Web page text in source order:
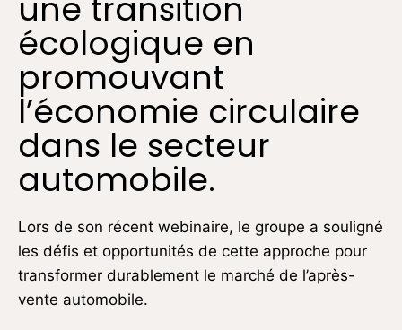
une transition
écologique en
promouvant
l’économie circulaire
dans le secteur
automobile.
Lors de son récent webinaire, le groupe a souligné
les défis et opportunités de cette approche pour
transformer durablement le marché de l’après-
vente automobile.